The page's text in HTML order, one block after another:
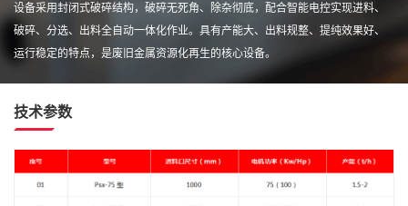
设备采用封闭式破碎结构，破碎无死角、除杂彻底，配合智能电控实现进料、
破碎、分选、出料全自动一体化作业。具有产能大、出料规整、提纯效果好、
运行稳定的特点，是废旧金属资源化再生的核心设备。
技术参数